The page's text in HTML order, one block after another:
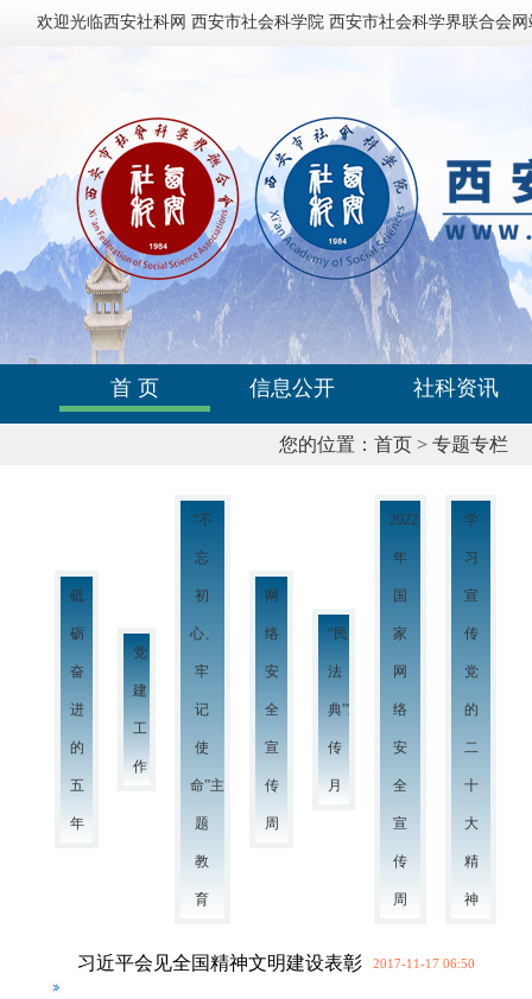
欢迎光临西安社科网 西安市社会科学院 西安市社会科学界联合会
首 页 信息公开 社科资讯
您的位置： 首页 > 专题专栏
砥
砺
奋
进
的
五
年
党
建
工
作
“不
忘
初
心、
牢
记
使
命”主
题
教
育
网
络
安
全
宣
传
周
“民
法
典”宣
传
月
2022
年
国
家
网
络
安
全
宣
传
周
学
习
宣
传
党
的
二
十
大
精
神
2017-11-17 06:50
习近平会见全国精神文明建设表彰